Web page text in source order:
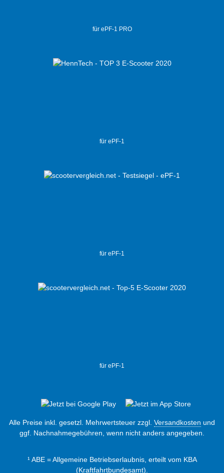
für ePF-1 PRO
für ePF-1
für ePF-1
für ePF-1
Alle Preise inkl. gesetzl. Mehrwertsteuer zzgl. Versandkosten und
ggf. Nachnahmegebühren, wenn nicht anders angegeben.
¹ ABE = Allgemeine Betriebserlaubnis, erteilt vom KBA
(Kraftfahrtbundesamt).